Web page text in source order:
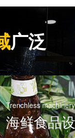
广泛
Trenchless machinery
海鲜食品